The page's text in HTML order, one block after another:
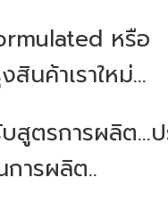
หรือ
นค้าเราใหม่...
สูตรการผลิต...
การผลิต..